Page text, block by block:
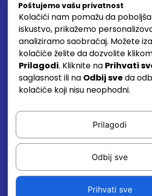
Brzi linkovi
Naslovna
Medija centar
Članstvo
Kontakt
Kontakt
020
020
Pratite nas
Pratite najnovija dešavanja
Poštujemo vašu privatnost
Kolačići nam pomažu da
iskustvo, prikažemo
analiziramo saobraćaj. Možete
kolačiće želite da dozvolite
Prilagodi. Kliknite na Prihvati
saglasnost ili na Odbij sveda
kolačiće koji nisu neophodni.
Prilagodi
Odbij sve
Prihvati sve